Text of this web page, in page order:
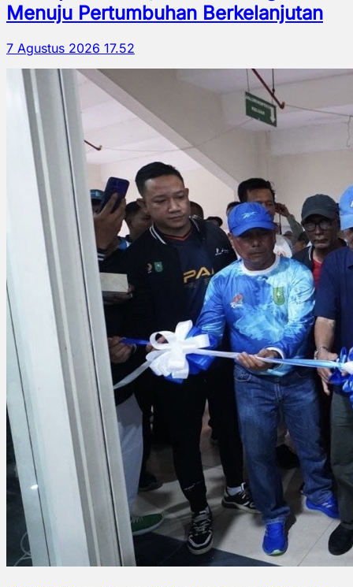
Menuju Pertumbuhan Berkelanjutan
7 Agustus 2026 17.52